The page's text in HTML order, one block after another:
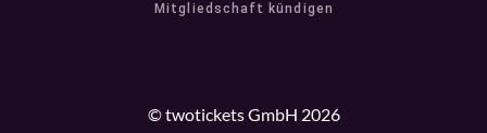
Mitgliedschaft kündigen
© twotickets GmbH 2026